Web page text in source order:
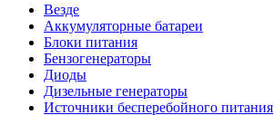
Везде
Аккумуляторные батареи
Блоки питания
Бензогенераторы
Диоды
Дизельные генераторы
Источники бесперебойного питания